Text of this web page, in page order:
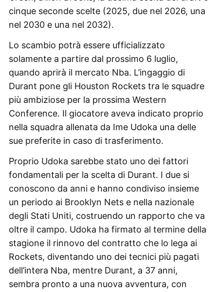
cinque seconde scelte (2025, due nel 2026, una
nel 2030 e una nel 2032).
Lo scambio potrà essere ufficializzato
solamente a partire dal prossimo 6 luglio,
quando aprirà il mercato Nba. L’ingaggio di
Durant pone gli Houston Rockets tra le squadre
più ambiziose per la prossima Western
Conference. Il giocatore aveva indicato proprio
nella squadra allenata da Ime Udoka una delle
sue preferite in caso di trasferimento.
Proprio Udoka sarebbe stato uno dei fattori
fondamentali per la scelta di Durant. I due si
conoscono da anni e hanno condiviso insieme
un periodo ai Brooklyn Nets e nella nazionale
degli Stati Uniti, costruendo un rapporto che va
oltre il campo. Udoka ha firmato al termine della
stagione il rinnovo del contratto che lo lega ai
Rockets, diventando uno dei tecnici più pagati
dell’intera Nba, mentre Durant, a 37 anni,
sembra pronto a una nuova avventura, con